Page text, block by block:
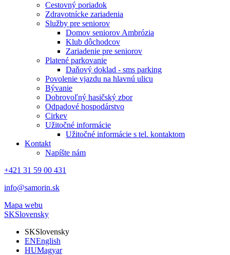
Cestovný poriadok
Zdravotnícke zariadenia
Služby pre seniorov
Domov seniorov Ambrózia
Klub dôchodcov
Zariadenie pre seniorov
Platené parkovanie
Daňový doklad - sms parking
Povolenie vjazdu na hlavnú ulicu
Bývanie
Dobrovoľný hasičský zbor
Odpadové hospodárstvo
Cirkev
Užitočné informácie
Užitočné informácie s tel. kontaktom
Kontakt
Napíšte nám
+421 31 59 00 431
info@samorin.sk
Mapa webu
SKSlovensky
SKSlovensky
ENEnglish
HUMagyar